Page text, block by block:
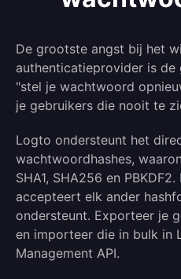
De grootste angst bij het
authenticatieprovider is de
"stel je wachtwoord
je gebruikers die nooit te
Logto ondersteunt het
wachtwoordhashes,
SHA1, SHA256 en
accepteert elk ander
ondersteunt. Exporteer je
en importeer die in bulk in
Management API.